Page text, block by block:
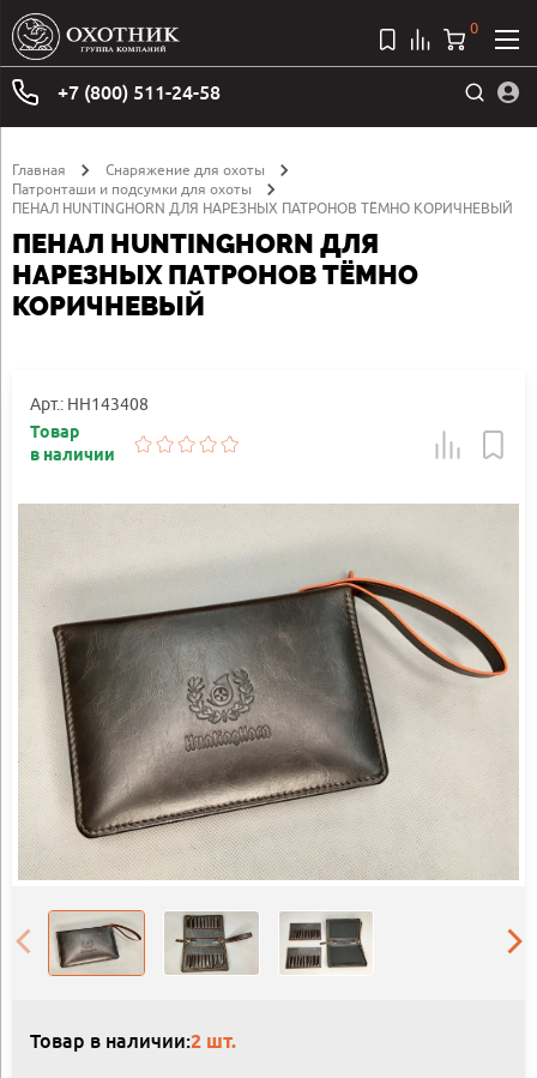
+7 (800) 511-24-58
0
Главная
Снаряжение для охоты
Патронташи и подсумки для охоты
ПЕНАЛ HUNTINGHORN ДЛЯ НАРЕЗНЫХ ПАТРОНОВ ТЁМНО КОРИЧНЕВЫЙ
ПЕНАЛ HUNTINGHORN ДЛЯ
НАРЕЗНЫХ ПАТРОНОВ ТЁМНО
КОРИЧНЕВЫЙ
Арт.: HH143408
Товар
в наличии
Товар в наличии:2 шт.